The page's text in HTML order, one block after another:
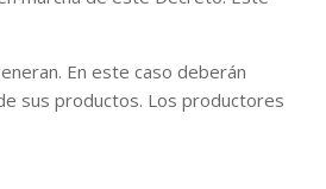
En este caso deberán
sus productos. Los productores